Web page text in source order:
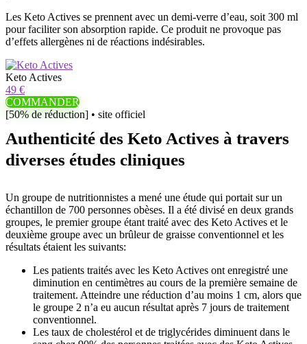
Les Keto Actives se prennent avec un demi-verre d’eau, soit 300 ml
pour faciliter son absorption rapide. Ce produit ne provoque pas
d’effets allergènes ni de réactions indésirables.
Keto Actives
49 €
COMMANDER
[50% de réduction] • site officiel
Authenticité des Keto Actives à travers
diverses études cliniques
Un groupe de nutritionnistes a mené une étude qui portait sur un
échantillon de 700 personnes obèses. Il a été divisé en deux grands
groupes, le premier groupe étant traité avec des Keto Actives et le
deuxième groupe avec un brûleur de graisse conventionnel et les
résultats étaient les suivants:
Les patients traités avec les Keto Actives ont enregistré une
diminution en centimètres au cours de la première semaine de
traitement. Atteindre une réduction d’au moins 1 cm, alors que
le groupe 2 n’a eu aucun résultat après 7 jours de traitement
conventionnel.
Les taux de cholestérol et de triglycérides diminuent dans le